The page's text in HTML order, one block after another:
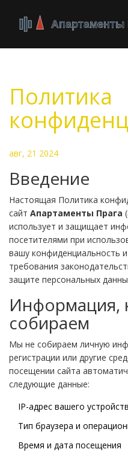
Политика
авг, 21 2024
Введение
Настоящая Политика
сайт Апартаменты Прага
использует и защищает
посетителями при
вашу конфиденциальность
требования
защите персональных
Информация,
собираем
Мы не собираем личную
регистрации или другие
посещении сайта
следующие данные:
IP-адрес вашего
Тип браузера и
Время и дата посещения